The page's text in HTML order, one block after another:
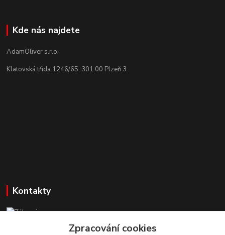
Kde nás najdete
AdamOliver s.r.o.
Klatovská třída 1246/65, 301 00 Plzeň 3
Kontakty
Zákaznická podpora StuhyLevně.cz
+420 725 618 353
Zpracování cookies